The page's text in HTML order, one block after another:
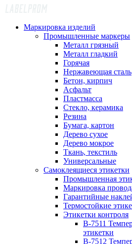
Маркировка изделий
Промышленные маркеры
Металл грязный
Металл гладкий
Горячая
Нержавеющая сталь
Бетон, кирпич
Асфальт
Пластмасса
Стекло, керамика
Резина
Бумага, картон
Дерево сухое
Дерево мокрое
Ткань, текстиль
Универсальные
Самоклеящиеся этикетки
Промышленная
Маркировка
Гарантийные
Термостойкие
Этикетки контроля
B-7511
этикетки
B-7512